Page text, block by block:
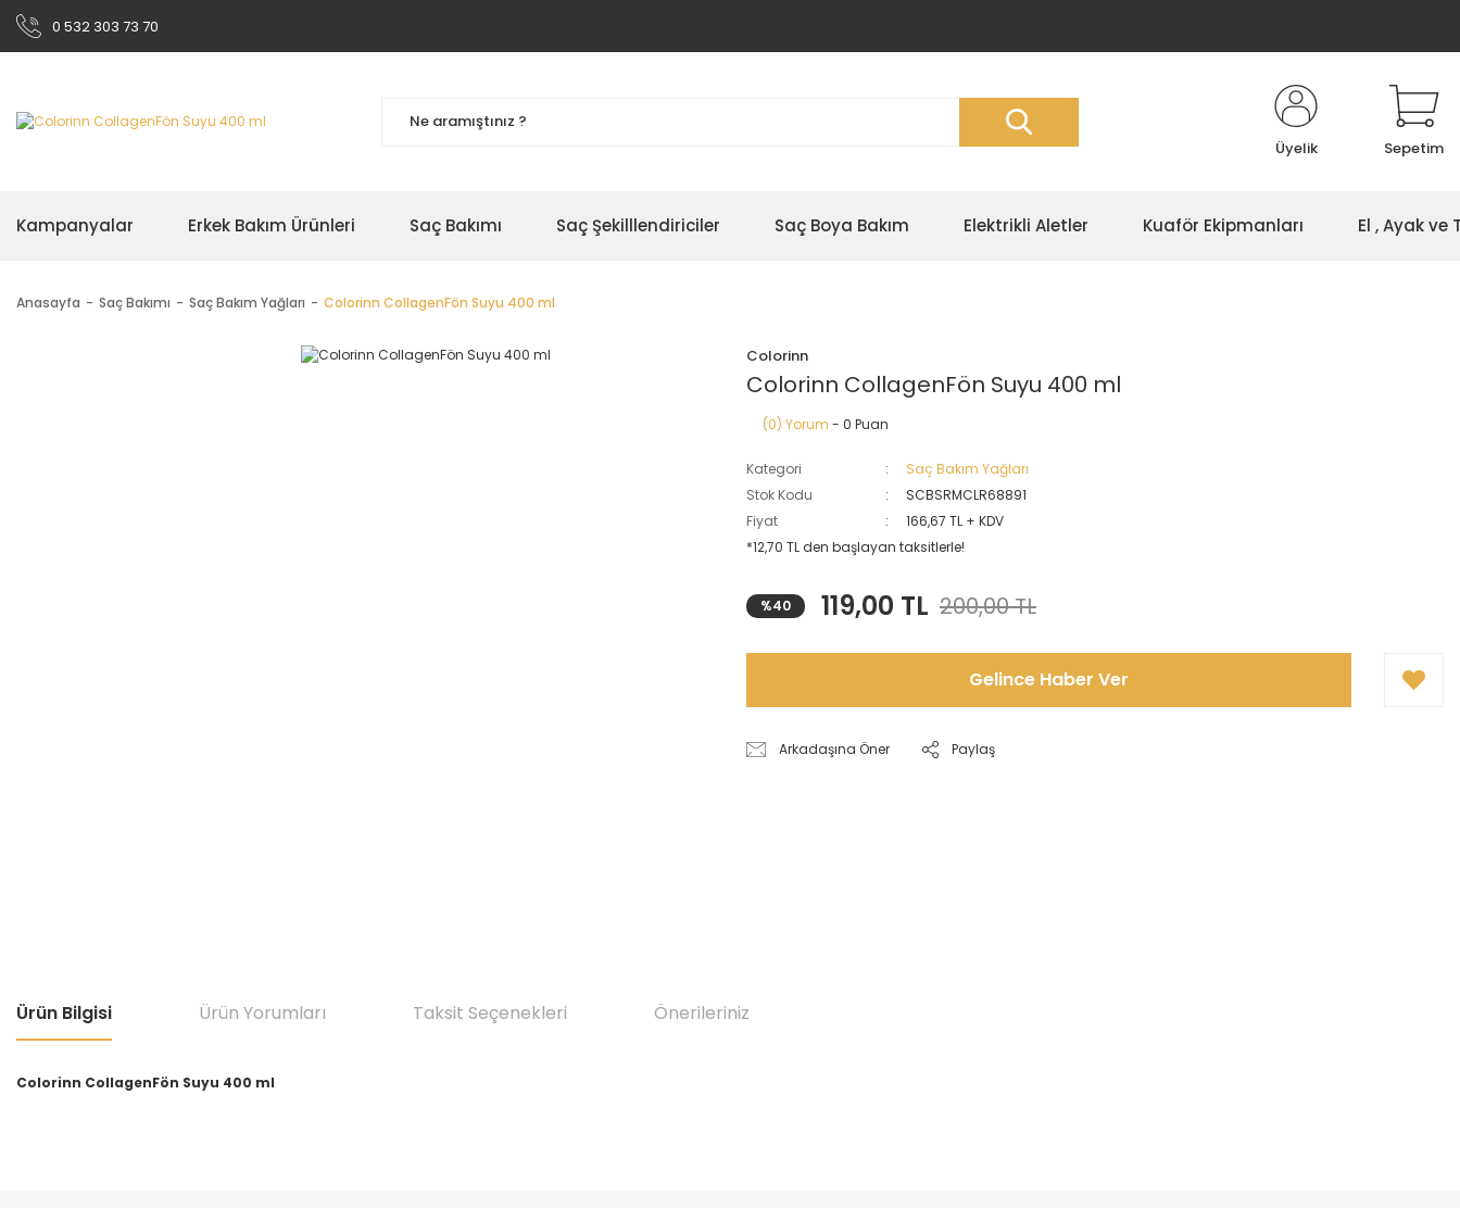
0 532 303 73 70
Üyelik Sepetim
Kampanyalar Erkek Bakım Ürünleri Saç Bakımı Saç Şekilllendiriciler Saç Boya Bakım Elektrikli Aletler Kuaför Ekipmanları El , Ayak ve
Anasayfa Saç Bakımı Saç Bakım Yağları Colorinn CollagenFön Suyu 400 ml
Colorinn
Colorinn CollagenFön Suyu 400 ml
(0) Yorum - 0 Puan
Kategori
Saç Bakım Yağları
Stok Kodu
SCBSRMCLR68891
Fiyat
166,67 TL + KDV
*12,70 TL den başlayan taksitlerle!
%40 119,00 TL 200,00 TL
Gelince Haber Ver
Arkadaşına Öner Paylaş
Ürün Bilgisi Ürün Yorumları Taksit Seçenekleri Önerileriniz
Colorinn CollagenFön Suyu 400 ml